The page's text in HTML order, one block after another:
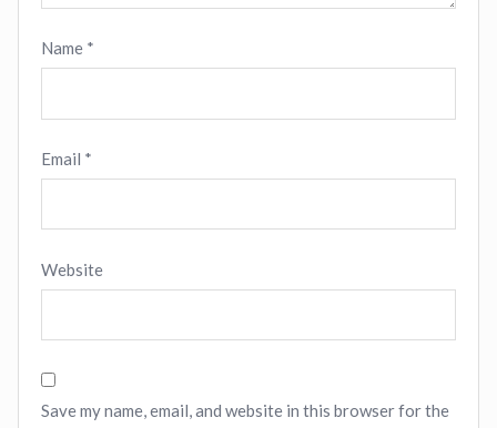
Name *
Email *
Website
Save my name, email, and website in this browser for the